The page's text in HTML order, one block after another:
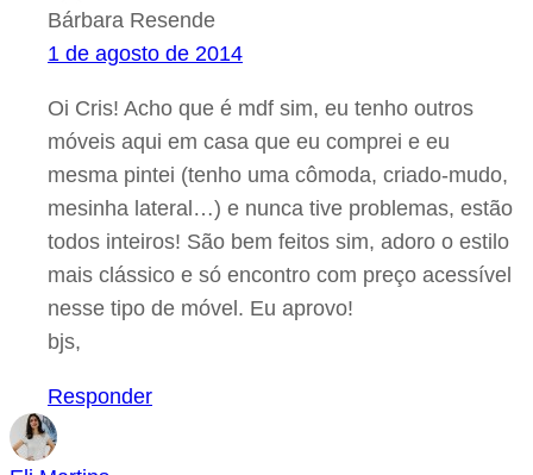
Bárbara Resende
1 de agosto de 2014
Oi Cris! Acho que é mdf sim, eu tenho outros
móveis aqui em casa que eu comprei e eu
mesma pintei (tenho uma cômoda, criado-mudo,
mesinha lateral…) e nunca tive problemas, estão
todos inteiros! São bem feitos sim, adoro o estilo
mais clássico e só encontro com preço acessível
nesse tipo de móvel. Eu aprovo!
bjs,
Responder